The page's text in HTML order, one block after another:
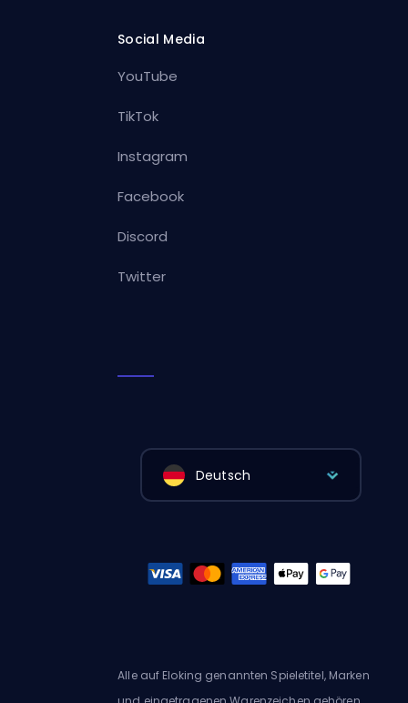
Social Media
YouTube
TikTok
Instagram
Facebook
Discord
Twitter
Deutsch
Alle auf Eloking genannten Spieletitel, Marken